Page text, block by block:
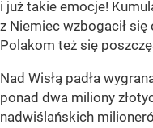
i już takie emocje!
z Niemiec wzbogacił
Polakom też się
Nad Wisłą padła
ponad dwa miliony
nadwiślańskich